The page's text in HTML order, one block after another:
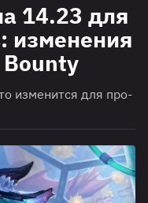
14.23 для
изменения
Bounty
изменится для про-